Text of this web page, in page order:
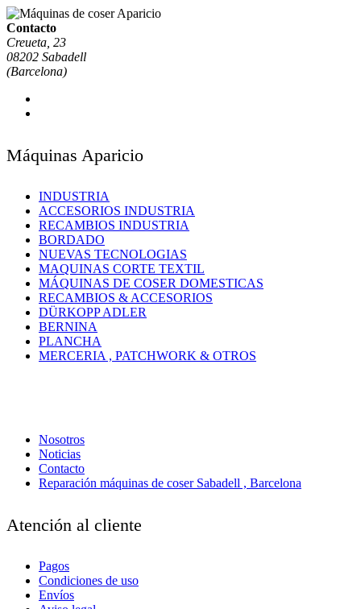
Contacto
Creueta, 23
08202 Sabadell
(Barcelona)
Máquinas Aparicio
INDUSTRIA
ACCESORIOS INDUSTRIA
RECAMBIOS INDUSTRIA
BORDADO
NUEVAS TECNOLOGIAS
MAQUINAS CORTE TEXTIL
MÁQUINAS DE COSER DOMESTICAS
RECAMBIOS & ACCESORIOS
DÜRKOPP ADLER
BERNINA
PLANCHA
MERCERIA , PATCHWORK & OTROS
Nosotros
Noticias
Contacto
Reparación máquinas de coser Sabadell , Barcelona
Atención al cliente
Pagos
Condiciones de uso
Envíos